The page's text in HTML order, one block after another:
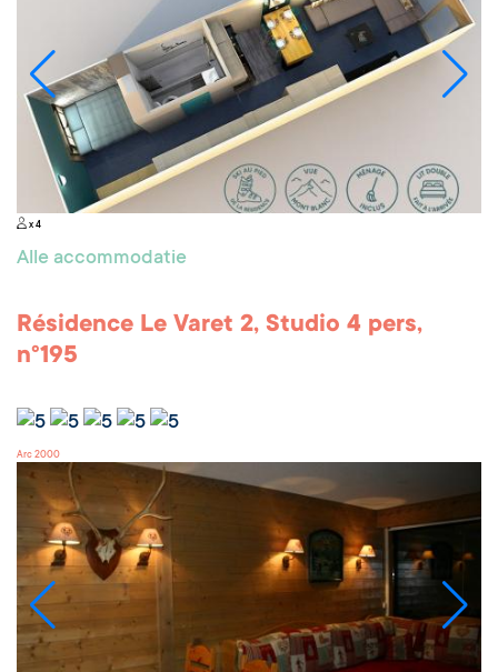
x 4
Alle accommodatie
Résidence Le Varet 2, Studio 4 pers,
n°195
Arc 2000